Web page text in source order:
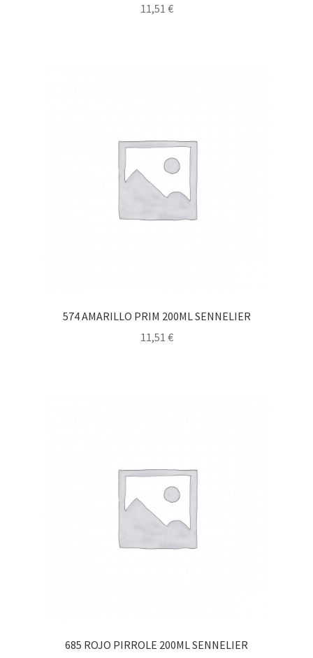
11,51 €
574 AMARILLO PRIM 200ML SENNELIER
11,51 €
685 ROJO PIRROLE 200ML SENNELIER